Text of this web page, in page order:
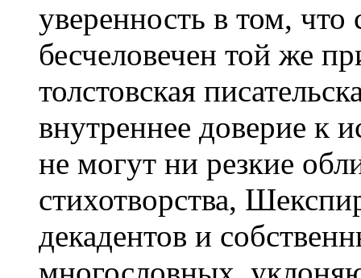
уверенность в том, что
бесчеловечен той же
толстовская
внутреннее доверие к
не могут ни резкие
стихотворства,
декадентов и